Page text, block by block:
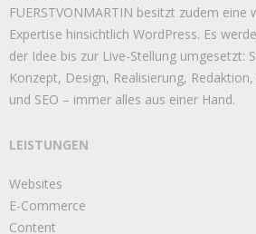
FUERSTVONMARTIN besitzt zudem eine
Expertise hinsichtlich WordPress. Es
der Idee bis zur Live-Stellung umgesetzt:
Konzept, Design, Realisierung,
und SEO – immer alles aus einer Hand.
LEISTUNGEN
Websites
E-Commerce
Content